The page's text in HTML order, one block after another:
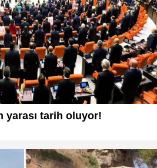
yarası tarih oluyor!